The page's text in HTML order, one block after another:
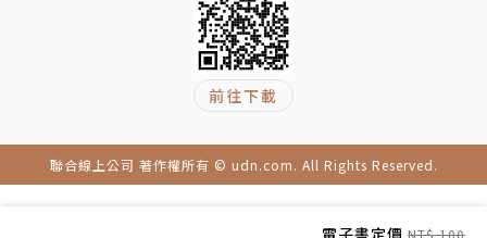
電子書定價 NT$ 100
前往下載
聯合線上公司 著作權所有 © udn.com. All Rights Reserved.